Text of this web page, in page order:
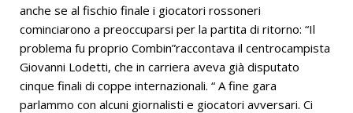
anche se al fischio finale i giocatori rossoneri
cominciarono a preoccuparsi per la partita di ritorno: “Il
problema fu proprio Combin”raccontava il centrocampista
Giovanni Lodetti, che in carriera aveva già disputato
cinque finali di coppe internazionali. “ A fine gara
parlammo con alcuni giornalisti e giocatori avversari. Ci